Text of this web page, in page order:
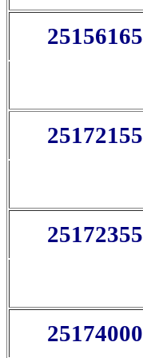
25156165
25172155
25172355
25174000